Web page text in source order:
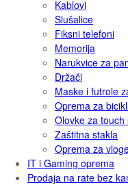
Kablovi
Slušalice
Fiksni telefoni
Memorija
Narukvice za
Držači
Maske i futrole
Oprema za
Olovke za touch
Zaštitna stakla
Oprema za
IT i Gaming oprema
Prodaja na rate bez